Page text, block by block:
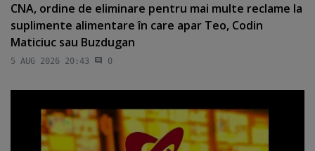
CNA, ordine de eliminare pentru mai multe reclame la
suplimente alimentare în care apar Teo, Codin
Maticiuc sau Buzdugan
5 AUG 2026 20:43 0